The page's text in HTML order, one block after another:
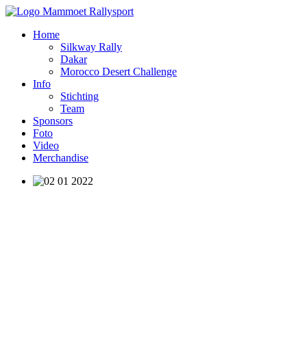
Home
Silkway Rally
Dakar
Morocco Desert Challenge
Info
Stichting
Team
Sponsors
Foto
Video
Merchandise